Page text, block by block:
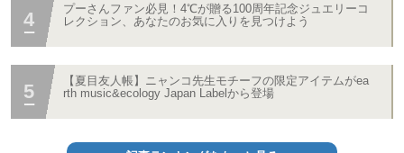
プーさんファン必見！4℃が贈る100周年記念ジュエリーコ
レクション、あなたのお気に入りを見つけよう
【夏目友人帳】ニャンコ先生モチーフの限定アイテムがea
rth music&ecology Japan Labelから登場